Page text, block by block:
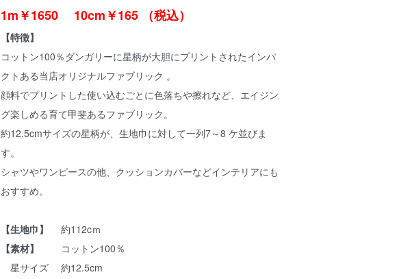
1m￥1650 10cm￥165 （税込）
【特徴】
コットン100％ダンガリーに星柄が大胆にプリントされたインパ
クトある当店オリジナルファブリック 。
顔料でプリントした使い込むごとに色落ちや擦れなど、エイジン
グ楽しめる育て甲斐あるファブリック。
約12.5cmサイズの星柄が、生地巾に対して一列7～8 ケ並びま
す。
シャツやワンピースの他、クッションカバーなどインテリアにも
おすすめ。
【生地巾】
約112cｍ
【素材】
コットン100％
星サイズ 約12.5cm